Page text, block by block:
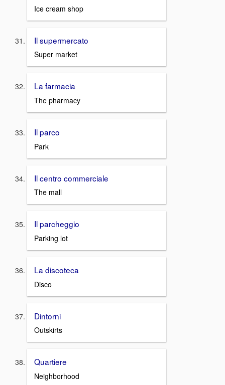
Ice cream shop
Il supermercato
Super market
La farmacia
The pharmacy
Il parco
Park
Il centro commerciale
The mall
Il parcheggio
Parking lot
La discoteca
Disco
Dintorni
Outskirts
Quartiere
Neighborhood